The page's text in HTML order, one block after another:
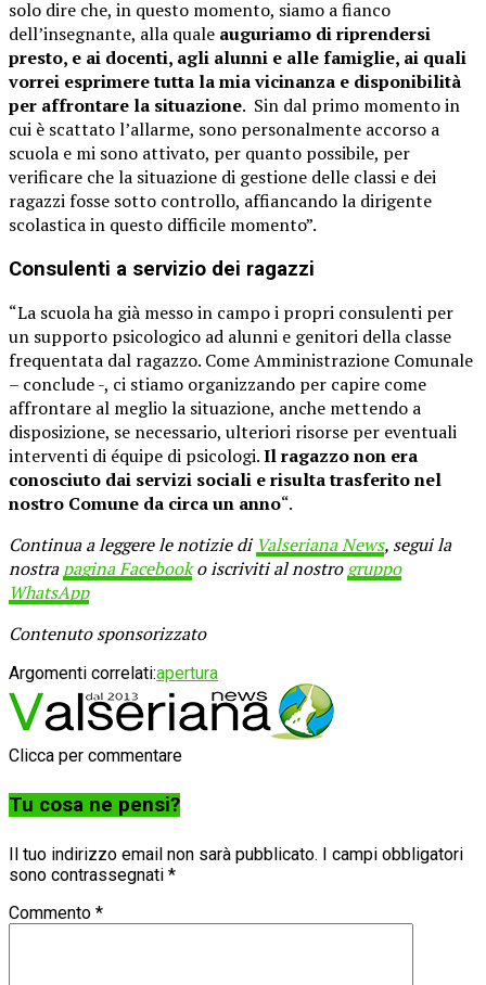
solo dire che, in questo momento, siamo a fianco
dell’insegnante, alla quale auguriamo di riprendersi
presto, e ai docenti, agli alunni e alle famiglie, ai quali
vorrei esprimere tutta la mia vicinanza e disponibilità
per affrontare la situazione. Sin dal primo momento in
cui è scattato l’allarme, sono personalmente accorso a
scuola e mi sono attivato, per quanto possibile, per
verificare che la situazione di gestione delle classi e dei
ragazzi fosse sotto controllo, affiancando la dirigente
scolastica in questo difficile momento”.
Consulenti a servizio dei ragazzi
“La scuola ha già messo in campo i propri consulenti per
un supporto psicologico ad alunni e genitori della classe
frequentata dal ragazzo. Come Amministrazione Comunale
– conclude -, ci stiamo organizzando per capire come
affrontare al meglio la situazione, anche mettendo a
disposizione, se necessario, ulteriori risorse per eventuali
interventi di équipe di psicologi.Il ragazzo non era
conosciuto dai servizi sociali e risulta trasferito nel
nostro Comune da circa un anno“.
Continua a leggere le notizie di Valseriana News, segui la
nostrapagina Facebooko iscriviti al nostrogruppo
WhatsApp
Contenuto sponsorizzato
Argomenti correlati:apertura
Clicca per commentare
Tu cosa ne pensi?
Il tuo indirizzo email non sarà pubblicato. I campi obbligatori
sono contrassegnati *
Commento *